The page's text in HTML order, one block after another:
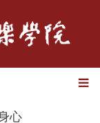
心